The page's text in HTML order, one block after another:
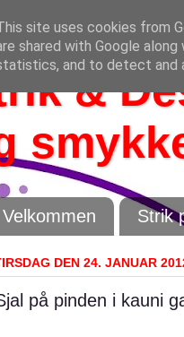
&
Velkommen Strik
DEN 24. JANUAR
på pinden i kauni
site uses cookies from
shared with Google
and to detect and